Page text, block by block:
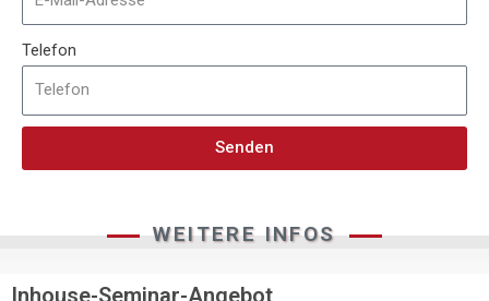
Telefon
Senden
WEITERE INFOS
Inhouse-Seminar-Angebot